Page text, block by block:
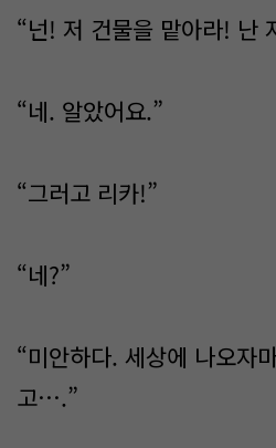
“넌! 저 건물을 맡아라! 난
“네. 알았어요.”
“그러고 리카!”
“네?”
“미안하다. 세상에 나오자
고….”